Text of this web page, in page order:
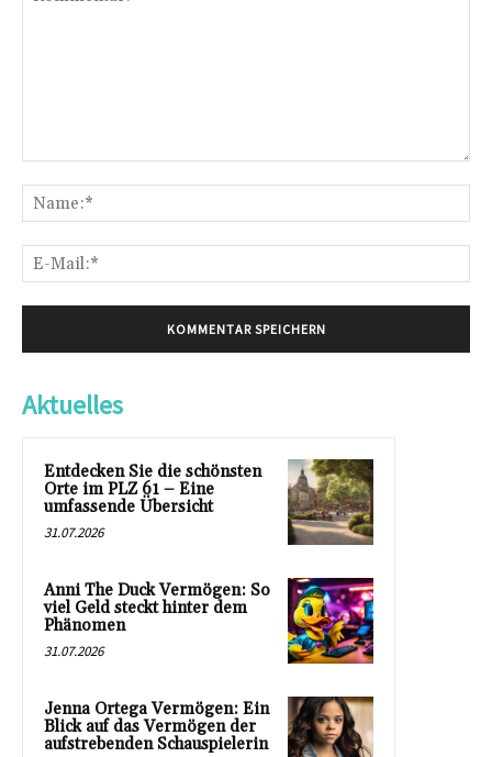
Aktuelles
Entdecken Sie die schönsten
Orte im PLZ 61 – Eine
umfassende Übersicht
31.07.2026
Anni The Duck Vermögen: So
viel Geld steckt hinter dem
Phänomen
31.07.2026
Jenna Ortega Vermögen: Ein
Blick auf das Vermögen der
aufstrebenden Schauspielerin